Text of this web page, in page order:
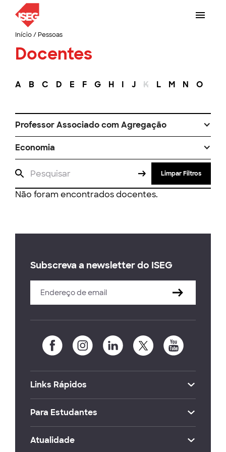
Início/ Pessoas
Docentes
A B C D E F G H I J K L M N O
Professor Associado com Agregação
Economia
Limpar Filtros
Não foram encontrados docentes.
Subscreva a newsletter do ISEG
Links Rápidos
Para Estudantes
Atualidade